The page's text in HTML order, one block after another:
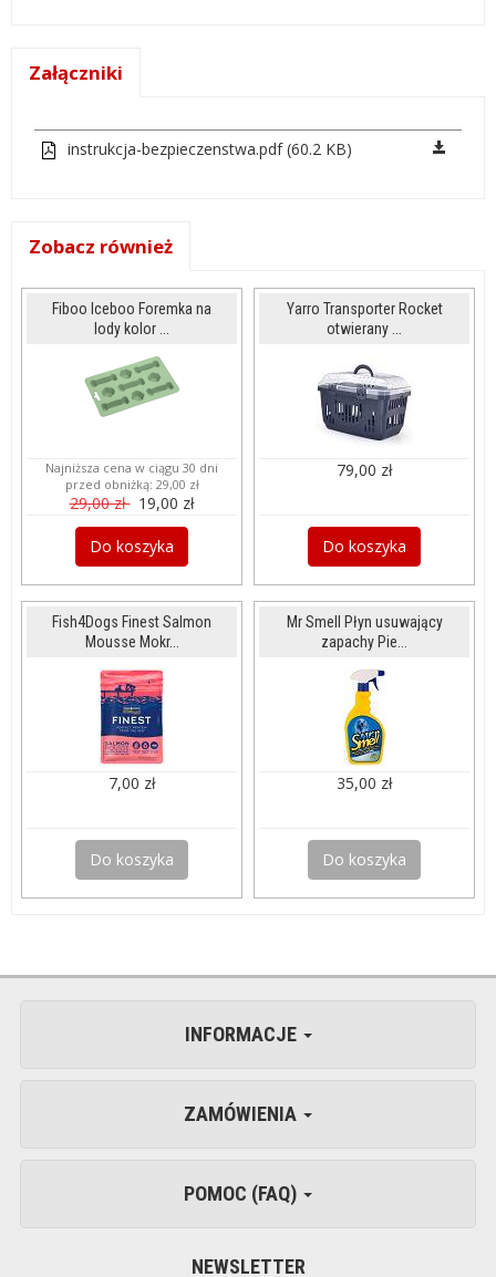
Załączniki
instrukcja-bezpieczenstwa.pdf (60.2 KB)
Zobacz również
Fiboo Iceboo Foremka na
lody kolor ...
Najniższa cena w ciągu 30 dni
przed obniżką: 29,00 zł
29,00 zł 19,00 zł
Do koszyka
Yarro Transporter Rocket
otwierany ...
79,00 zł
Do koszyka
Fish4Dogs Finest Salmon
Mousse Mokr...
7,00 zł
Do koszyka
Mr Smell Płyn usuwający
zapachy Pie...
35,00 zł
Do koszyka
INFORMACJE
ZAMÓWIENIA
POMOC (FAQ)
NEWSLETTER